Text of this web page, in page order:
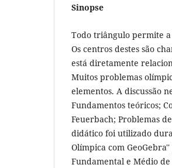
Sinopse
Todo triângulo permite
Os centros destes são
está diretamente
Muitos problemas
elementos. A discussão
Fundamentos teóricos;
Feuerbach; Problemas
didático foi utilizado
Olímpica com
Fundamental e Médio